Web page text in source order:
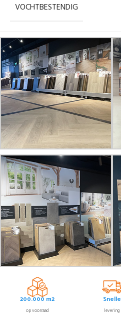
VOCHTBESTENDIG
200.000 m2
op voorraad
Snelle
levering